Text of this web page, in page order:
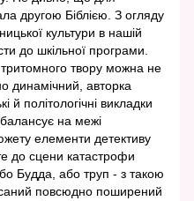
другою Біблією. З огляду
культури в нашій
до шкільної програми.
тритомного твору можна не
динамічний, авторка
й політологічні викладки
на межі
елементи детективу
до сцени катастрофи
Будда, або труп - з такою
повсюдно поширений